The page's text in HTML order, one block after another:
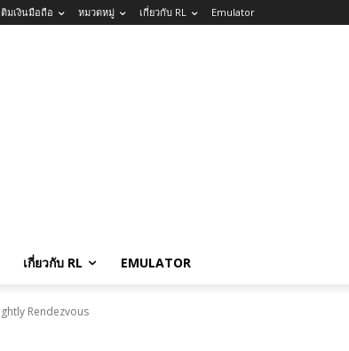
ติมเงินมือถือ หมวดหมู่ เกี่ยวกับ RL Emulator
เกี่ยวกับ RL EMULATOR
Rendezvous